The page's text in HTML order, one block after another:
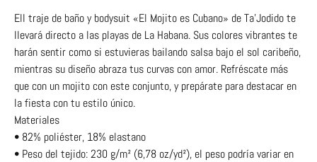
Ell traje de baño y bodysuit «El Mojito es Cubano» de Ta’Jodido te
llevará directo a las playas de La Habana. Sus colores vibrantes te
harán sentir como si estuvieras bailando salsa bajo el sol caribeño,
mientras su diseño abraza tus curvas con amor. Refréscate más
que con un mojito con este conjunto, y prepárate para destacar en
la fiesta con tu estilo único.
Materiales
• 82% poliéster, 18% elastano
• Peso del tejido: 230 g/m² (6,78 oz/yd²), el peso podría variar en